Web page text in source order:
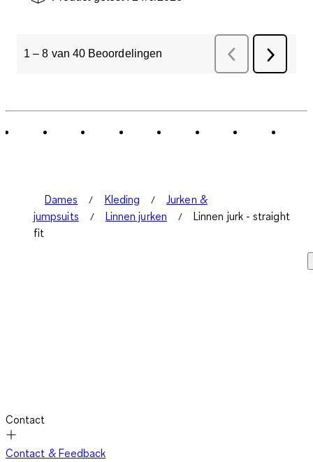
1 – 8 van 40 Beoordelingen Vorige
Dames Kleding
Jurken &
jumpsuits
Linnen jurken
Linnen jurk - straight
fit
Contact
Contact & Feedback